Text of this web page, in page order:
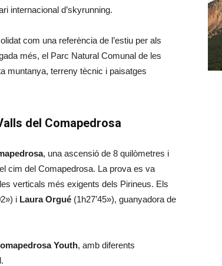
internacional d’skyrunning.
com una referència de l’estiu per als
més, el Parc Natural Comunal de les
muntanya, terreny tècnic i paisatges
del Comapedrosa
, una ascensió de 8 quilòmetres i
cim del Comapedrosa. La prova es va
verticals més exigents dels Pirineus. Els
i Laura Orgué (1h27’45»), guanyadora de
Youth, amb diferents